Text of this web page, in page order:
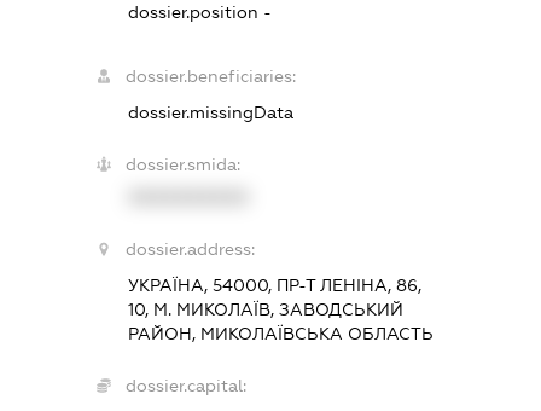
dossier.position -
dossier.beneficiaries:
dossier.missingData
dossier.smida:
dossier.address:
УКРАЇНА, 54000, ПР-Т ЛЕНІНА, 86,
10, М. МИКОЛАЇВ, ЗАВОДСЬКИЙ
РАЙОН, МИКОЛАЇВСЬКА ОБЛАСТЬ
dossier.capital: